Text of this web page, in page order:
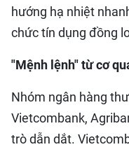
hướng hạ nhiệt
chức tín dụng đồng
"Mệnh lệnh" từ cơ
Nhóm ngân hàng
Vietcombank,
trò dẫn dắt.